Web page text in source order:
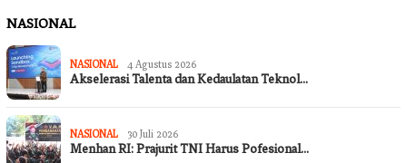
NASIONAL
NASIONAL 4 Agustus 2026
Akselerasi Talenta dan Kedaulatan Teknol…
NASIONAL 30 Juli 2026
Menhan RI: Prajurit TNI Harus Pofesional…